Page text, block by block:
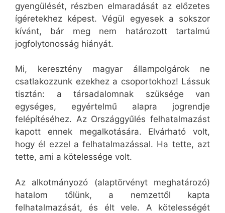
gyengülését, részben elmaradását az előzetes
ígéretekhez képest. Végül egyesek a sokszor
kívánt, bár meg nem határozott tartalmú
jogfolytonosság hiányát.
Mi, keresztény magyar állampolgárok ne
csatlakozzunk ezekhez a csoportokhoz! Lássuk
tisztán: a társadalomnak szüksége van
egységes, egyértelmű alapra jogrendje
felépítéséhez. Az Országgyűlés felhatalmazást
kapott ennek megalkotására. Elvárható volt,
hogy él ezzel a felhatalmazással. Ha tette, azt
tette, ami a kötelessége volt.
Az alkotmányozó (alaptörvényt meghatározó)
hatalom tőlünk, a nemzettől kapta
felhatalmazását, és élt vele. A kötelességét